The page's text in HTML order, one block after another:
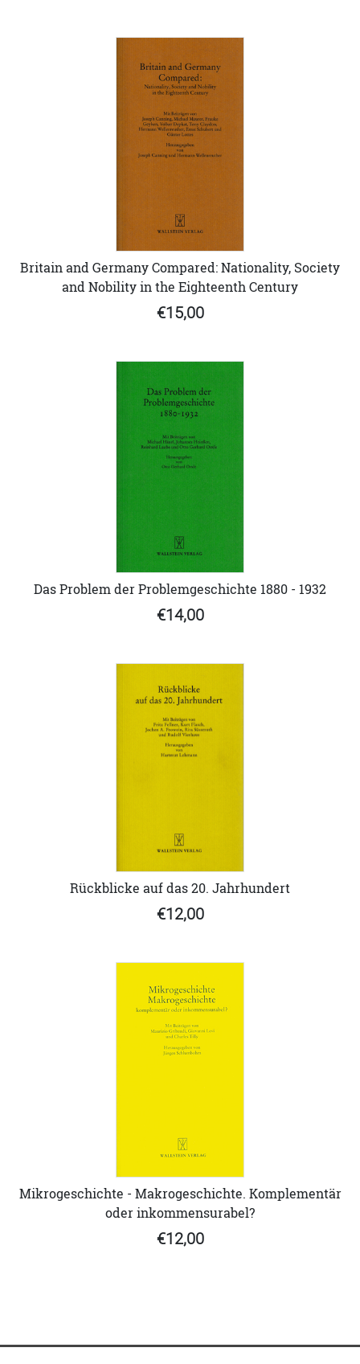
Britain and Germany Compared: Nationality, Society
and Nobility in the Eighteenth Century
€15,00
Das Problem der Problemgeschichte 1880 - 1932
€14,00
Rückblicke auf das 20. Jahrhundert
€12,00
Mikrogeschichte - Makrogeschichte. Komplementär
oder inkommensurabel?
€12,00